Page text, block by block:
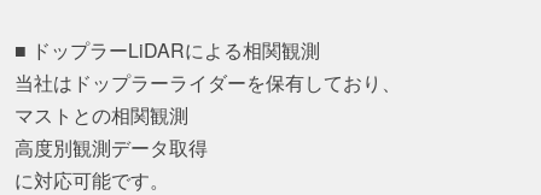
■ ドップラーLiDARによる相関観測
当社はドップラーライダーを保有しており、
マストとの相関観測
高度別観測データ取得
に対応可能です。